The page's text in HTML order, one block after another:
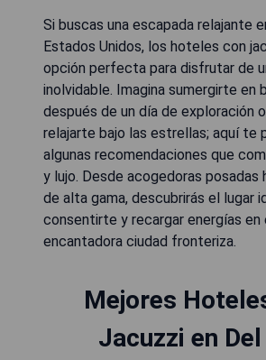
Si buscas una escapada relajante
Estados Unidos, los hoteles con
opción perfecta para disfrutar de
inolvidable. Imagina sumergirte en
después de un día de exploración
relajarte bajo las estrellas; aquí te
algunas recomendaciones que
y lujo. Desde acogedoras posadas
de alta gama, descubrirás el lugar
consentirte y recargar energías en
encantadora ciudad fronteriza.
Mejores
Jacuzzi en